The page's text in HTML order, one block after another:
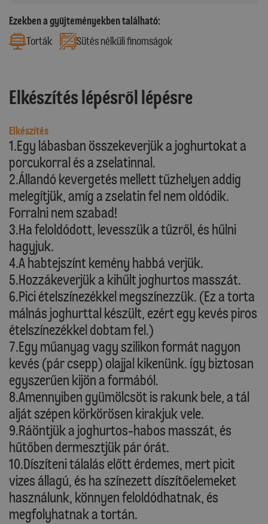
Ezekben a gyűjteményekben található:
Torták
Sütés nélküli finomságok
Elkészítés lépésről lépésre
Elkészítés
1.Egy lábasban összekeverjük a joghurtokat a
porcukorral és a zselatinnal.
2.Állandó kevergetés mellett tűzhelyen addig
melegítjük, amíg a zselatin fel nem oldódik.
Forralni nem szabad!
3.Ha feloldódott, levesszük a tűzről, és hűlni
hagyjuk.
4.A habtejszínt kemény habbá verjük.
5.Hozzákeverjük a kihűlt joghurtos masszát.
6.Pici ételszínezékkel megszínezzük. (Ez a torta
málnás joghurttal készült, ezért egy kevés piros
ételszínezékkel dobtam fel.)
7.Egy műanyag vagy szilikon formát nagyon
kevés (pár csepp) olajjal kikenünk. Így biztosan
egyszerűen kijön a formából.
8.Amennyiben gyümölcsöt is rakunk bele, a tál
alját szépen körkörösen kirakjuk vele.
9.Ráöntjük a joghurtos-habos masszát, és
hűtőben dermesztjük pár órát.
10.Díszíteni tálalás előtt érdemes, mert picit
vizes állagú, és ha színezett díszítőelemeket
használunk, könnyen feloldódhatnak, és
megfolyhatnak a tortán.